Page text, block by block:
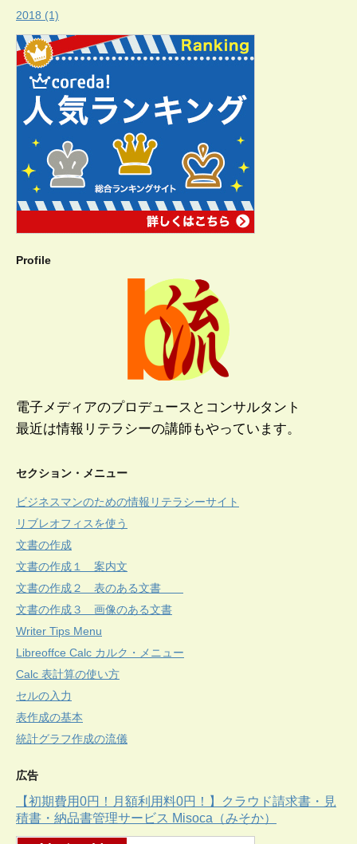
2018 (1)
Profile
電子メディアのプロデュースとコンサルタント
最近は情報リテラシーの講師もやっています。
セクション・メニュー
ビジネスマンのための情報リテラシーサイト
リブレオフィスを使う
文書の作成
文書の作成１ 案内文
文書の作成２ 表のある文書
文書の作成３ 画像のある文書
Writer Tips Menu
Libreoffce Calc カルク・メニュー
Calc 表計算の使い方
セルの入力
表作成の基本
統計グラフ作成の流儀
広告
【初期費用0円！月額利用料0円！】クラウド請求書・見
積書・納品書管理サービス Misoca（みそか）